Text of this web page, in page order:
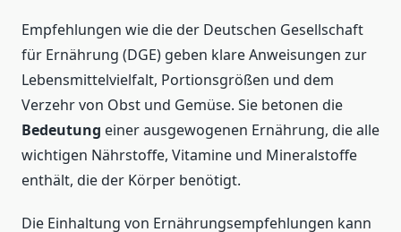
Empfehlungen wie die der Deutschen Gesellschaft
für Ernährung (DGE) geben klare Anweisungen zur
Lebensmittelvielfalt, Portionsgrößen und dem
Verzehr von Obst und Gemüse. Sie betonen die
Bedeutung einer ausgewogenen Ernährung, die alle
wichtigen Nährstoffe, Vitamine und Mineralstoffe
enthält, die der Körper benötigt.
Die Einhaltung von Ernährungsempfehlungen kann